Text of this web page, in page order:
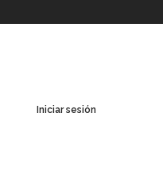
Iniciar sesión